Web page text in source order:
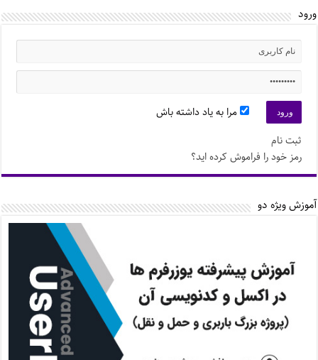
ورود
مرا به یاد داشته باش
ثبت نام
رمز خود را فراموش کرده اید؟
آموزش ویژه دو